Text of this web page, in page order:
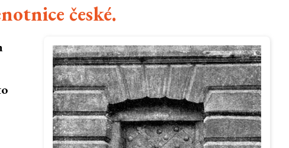
české.